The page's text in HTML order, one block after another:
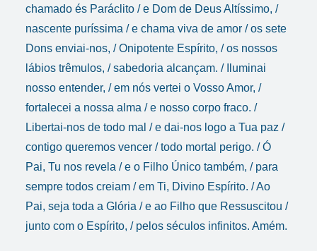
chamado és Paráclito / e Dom de Deus Altíssimo, /
nascente puríssima / e chama viva de amor / os sete
Dons enviai-nos, / Onipotente Espírito, / os nossos
lábios trêmulos, / sabedoria alcançam. / Iluminai
nosso entender, / em nós vertei o Vosso Amor, /
fortalecei a nossa alma / e nosso corpo fraco. /
Libertai-nos de todo mal / e dai-nos logo a Tua paz /
contigo queremos vencer / todo mortal perigo. / Ó
Pai, Tu nos revela / e o Filho Único também, / para
sempre todos creiam / em Ti, Divino Espírito. / Ao
Pai, seja toda a Glória / e ao Filho que Ressuscitou /
junto com o Espírito, / pelos séculos infinitos. Amém.